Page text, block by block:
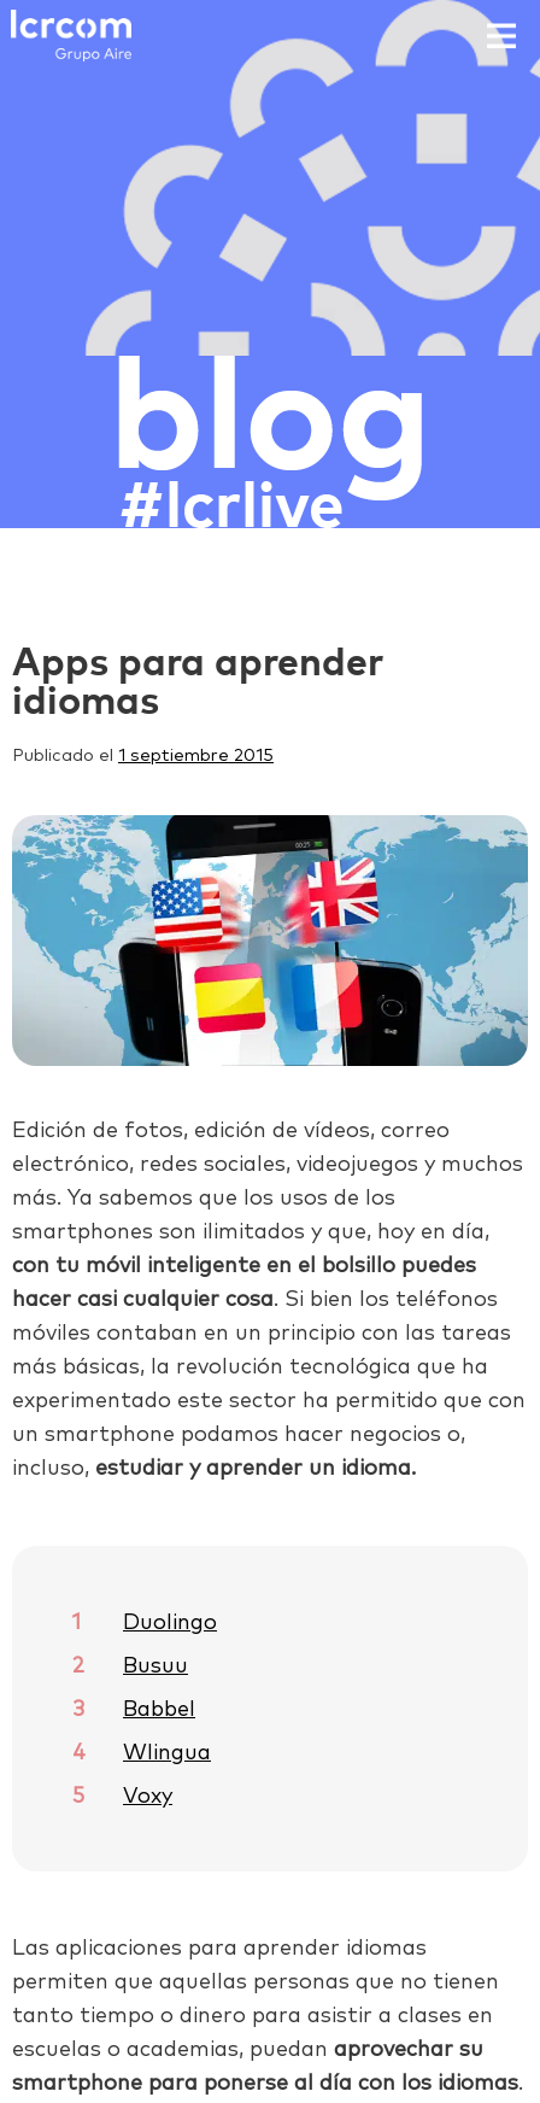
Apps para aprender
idiomas
Publicado el 1 septiembre 2015
Edición de fotos, edición de vídeos, correo
electrónico, redes sociales, videojuegos y muchos
más. Ya sabemos que los usos de los
smartphones son ilimitados y que, hoy en día,
con tu móvil inteligente en el bolsillo puedes
hacer casi cualquier cosa. Si bien los teléfonos
móviles contaban en un principio con las tareas
más básicas, la revolución tecnológica que ha
experimentado este sector ha permitido que con
un smartphone podamos hacer negocios o,
incluso, estudiar y aprender un idioma.
1
Duolingo
2
Busuu
3
Babbel
4
Wlingua
5
Voxy
Las aplicaciones para aprender idiomas
permiten que aquellas personas que no tienen
tanto tiempo o dinero para asistir a clases en
escuelas o academias, puedan aprovechar su
smartphone para ponerse al día con los idiomas.